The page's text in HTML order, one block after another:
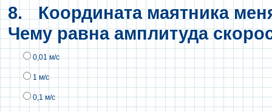
8. Координата маятника
Чему равна амплитуда
0,01 м/с
1 м/с
0,1 м/с